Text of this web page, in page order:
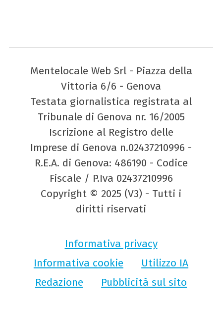
Mentelocale Web Srl - Piazza della
Vittoria 6/6 - Genova
Testata giornalistica registrata al
Tribunale di Genova nr. 16/2005
Iscrizione al Registro delle
Imprese di Genova n.02437210996 -
R.E.A. di Genova: 486190 - Codice
Fiscale / P.Iva 02437210996
Copyright © 2025 (V3) - Tutti i
diritti riservati
Informativa privacy
Informativa cookie
Utilizzo IA
Redazione
Pubblicità sul sito